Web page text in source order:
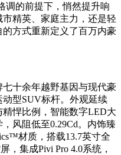
调的前提下，悄然提升响
精英、家庭主力，还是轻
方式重新定义了百万内豪
十余年越野基因与现代豪
型SUV标杆。外观延续
悍比例，智能数字LED大
风阻低至0.29Cd。内饰臻
材质，搭载13.7英寸全
，集成Pivi Pro 4.0系统，